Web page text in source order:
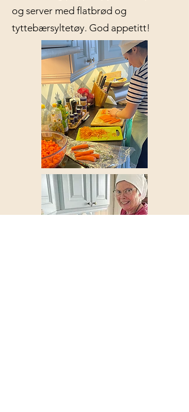
og server med flatbrød og
tyttebærsyltetøy. God appetitt!